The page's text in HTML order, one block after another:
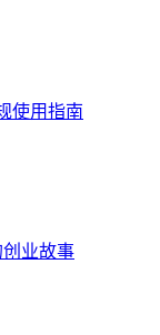
使用指南
创业故事